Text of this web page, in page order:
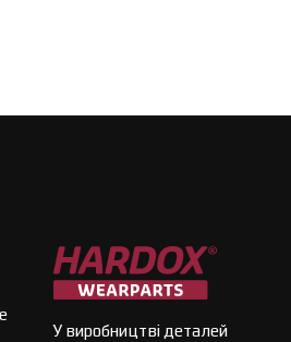
У виробництві деталей